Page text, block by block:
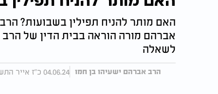
האם מותר להניח תפילין בשבועות?
אברהם מורה הוראה בבית הדין של
לשאלה
הרב אברהם ישעיהו בן חמו 04.06.24 כ"ז אייר התשפ"ד